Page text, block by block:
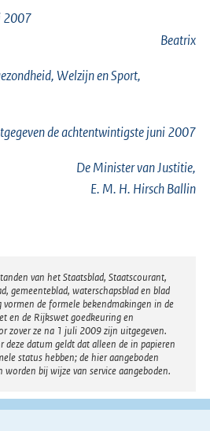
2007
Beatrix
Welzijn en Sport,
deachtentwintigstejuni 2007
De Minister van Justitie,
E. M. H. Hirsch Ballin
van het Staatsblad, Staatscourant,
gemeenteblad, waterschapsblad en blad
vormen de formele bekendmakingen in de
en de Rijkswet goedkeuring en
zover ze na 1 juli 2009 zijn uitgegeven.
datum geldt dat alleen de in papieren
status hebben; de hier aangeboden
worden bij wijze van service aangeboden.